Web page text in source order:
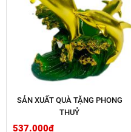
SẢN XUẤT QUÀ TẶNG PHONG
THUỶ
537.000đ